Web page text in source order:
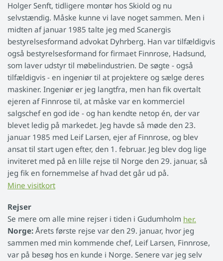
Holger Senft, tidligere montør hos Skiold og nu
selvstændig. Måske kunne vi lave noget sammen. Men i
midten af januar 1985 talte jeg med Scanergis
bestyrelsesformand advokat Dyhrberg. Han var tilfældigvis
også bestyrelsesformand for firmaet Finnrose, Hadsund,
som laver udstyr til møbelindustrien. De søgte - også
tilfældigvis - en ingeniør til at projektere og sælge deres
maskiner. Ingeniør er jeg langtfra, men han fik overtalt
ejeren af Finnrose til, at måske var en kommerciel
salgschef en god ide - og han kendte netop én, der var
blevet ledig på markedet. Jeg havde så møde den 23.
januar 1985 med Leif Larsen, ejer af Finnrose, og blev
ansat til start ugen efter, den 1. februar. Jeg blev dog lige
inviteret med på en lille rejse til Norge den 29. januar, så
jeg fik en fornemmelse af hvad det går ud på.
Mine visitkort
Rejser
Se mere om alle mine rejser i tiden i Gudumholm her.
Norge: Årets første rejse var den 29. januar, hvor jeg
sammen med min kommende chef, Leif Larsen, Finnrose,
var på besøg hos en kunde i Norge. Senere var jeg selv